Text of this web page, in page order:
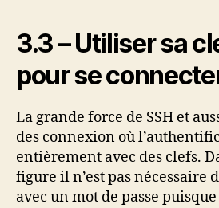
3.3 – Utiliser sa
pour se
La grande force de SSH et
des connexion où
entièrement avec des clefs.
figure il n’est pas nécessaire
avec un mot de passe